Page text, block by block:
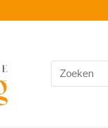
Search
for: